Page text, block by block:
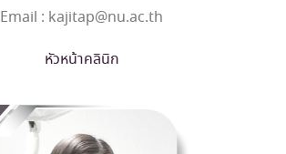
Email : kajitap@nu.ac.th
หัวหน้าคลินิก